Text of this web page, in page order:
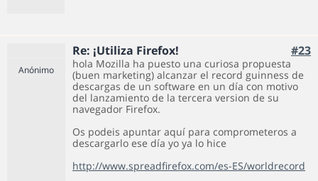
Re: ¡Utiliza Firefox! #23
Anónimo
hola Mozilla ha puesto una curiosa propuesta
(buen marketing) alcanzar el record guinness de
descargas de un software en un día con motivo
del lanzamiento de la tercera version de su
navegador Firefox.
Os podeis apuntar aquí para comprometeros a
descargarlo ese día yo ya lo hice
http://www.spreadfirefox.com/es-ES/worldrecord